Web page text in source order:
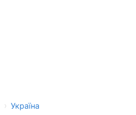
› Україна